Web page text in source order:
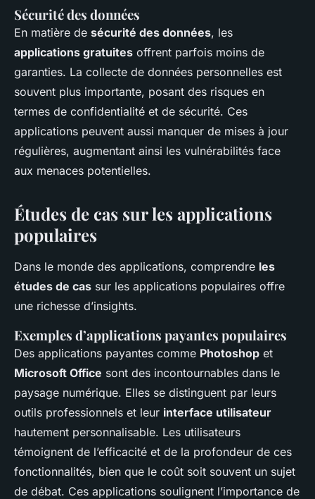
Sécurité des données
En matière de sécurité des données, les
applications gratuites offrent parfois moins de
garanties. La collecte de données personnelles est
souvent plus importante, posant des risques en
termes de confidentialité et de sécurité. Ces
applications peuvent aussi manquer de mises à jour
régulières, augmentant ainsi les vulnérabilités face
aux menaces potentielles.
Études de cas sur les applications
populaires
Dans le monde des applications, comprendre les
études de cas sur les applications populaires offre
une richesse d’insights.
Exemples d’applications payantes populaires
Des applications payantes comme Photoshop et
Microsoft Office sont des incontournables dans le
paysage numérique. Elles se distinguent par leurs
outils professionnels et leur interface utilisateur
hautement personnalisable. Les utilisateurs
témoignent de l’efficacité et de la profondeur de ces
fonctionnalités, bien que le coût soit souvent un sujet
de débat. Ces applications soulignent l’importance de